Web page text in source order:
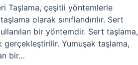
Taşlama, çeşitli yöntemlerle
olarak sınıflandırılır. Sert
bir yöntemdir. Sert taşlama,
gerçekleştirilir. Yumuşak taşlama,
bir…